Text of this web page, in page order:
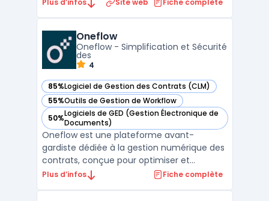
communication publient des actualités
ciblées par site, département ou ...
Plus d’infos Site web Fiche complète
Oneflow
Oneflow - Simplification et Sécurité
des
4
85%Logiciel de Gestion des Contrats (CLM)
— voir Oneflow dans cette catégorie
55%Outils de Gestion de Workflow
— voir Oneflow dans cette catégorie
50%Logiciels de GED (Gestion Électronique de
Documents)
— voir Oneflow dans cette catégorie
Oneflow est une plateforme avant-
gardiste dédiée à la gestion numérique des
contrats, conçue pour optimiser et
sécuriser les processus contractuels des
Plus d’infos Fiche complète